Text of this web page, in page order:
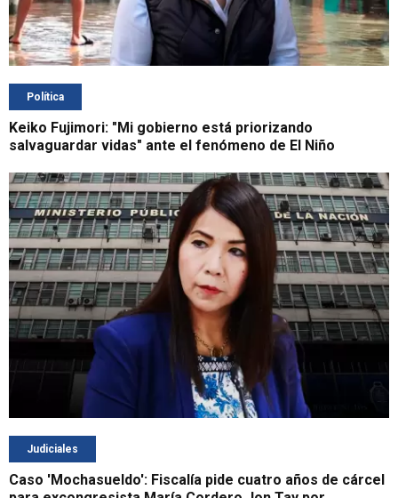
Política
Keiko Fujimori: "Mi gobierno está priorizando
salvaguardar vidas" ante el fenómeno de El Niño
Judiciales
Caso 'Mochasueldo': Fiscalía pide cuatro años de cárcel